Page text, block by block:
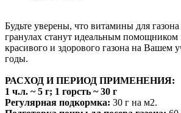
Будьте уверены, что витамины для
гранулах станут идеальным помощником
красивого и здорового газона на Вашем
годы.
РАСХОД И ПЕРИОД ПРИМЕНЕНИЯ:
1 ч.л. ~ 5 г; 1 горсть ~ 30 г
Регулярная подкормка: 30 г на м2.